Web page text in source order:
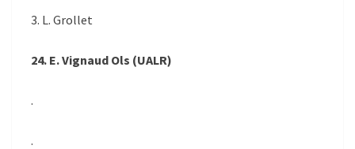
3. L. Grollet
24. E. Vignaud Ols (UALR)
.
.